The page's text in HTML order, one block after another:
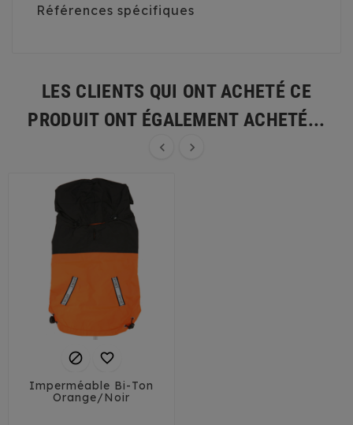
Références spécifiques
LES CLIENTS QUI ONT ACHETÉ CE
PRODUIT ONT ÉGALEMENT ACHETÉ...
 
 
Imperméable Bi-Ton
Orange/Noir